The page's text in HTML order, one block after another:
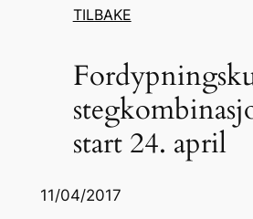
TILBAKE
start 24. april
11/04/2017